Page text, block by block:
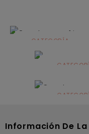
CATEGORÍA
Alimentación
infantil
Información De